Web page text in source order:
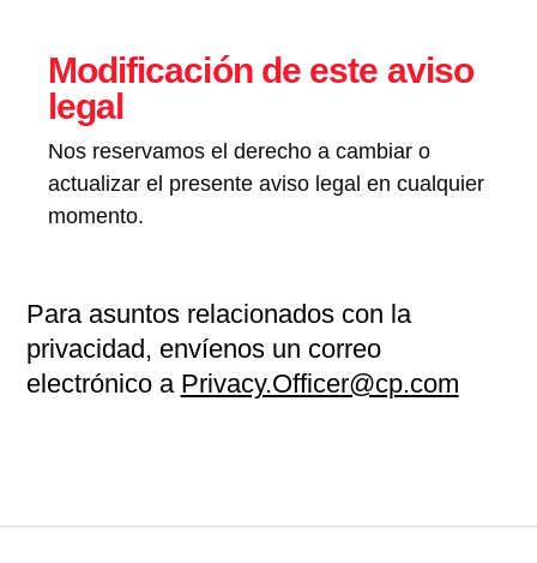
Modificación de este aviso
legal
Nos reservamos el derecho a cambiar o
actualizar el presente aviso legal en cualquier
momento.
Para asuntos relacionados con la
privacidad, envíenos un correo
electrónico a Privacy.Officer@cp.com